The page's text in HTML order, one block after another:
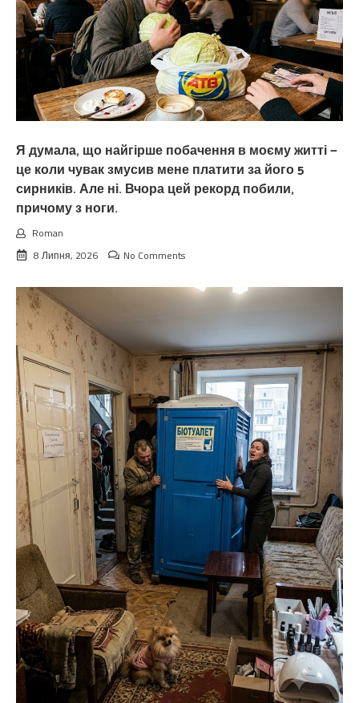
Я думала, що найгірше побачення в моєму житті —
це коли чувак змусив мене платити за його 5
сирників. Але ні. Вчора цей рекорд побили,
причому з ноги.
Roman
8 Липня, 2026
No Comments